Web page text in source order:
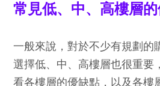
常見低、中、高樓層
一般來說，對於不少有規劃的
選擇低、中、高樓層也很重要
看各樓層的優缺點，以及各樓